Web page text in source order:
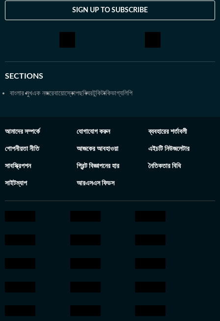
SIGN UP TO SUBSCRIBE
SECTIONS
বাংলার মুখএক নজরেবায়োস্কোপছবিঘরটুকিটাকিভাগ্যলিপি
আমাদের সম্পর্কে যোগাযোগ করুন ব্যবহারের শর্তাবলী
গোপনীয়তা নীতি আজকের আবহাওয়া এইচটি নিউজলেটার
সাবস্ক্রিপশন প্রিন্ট বিজ্ঞাপনের হার নৈতিকতার বিধি
সাইটম্যাপ আরএসএস ফিডস